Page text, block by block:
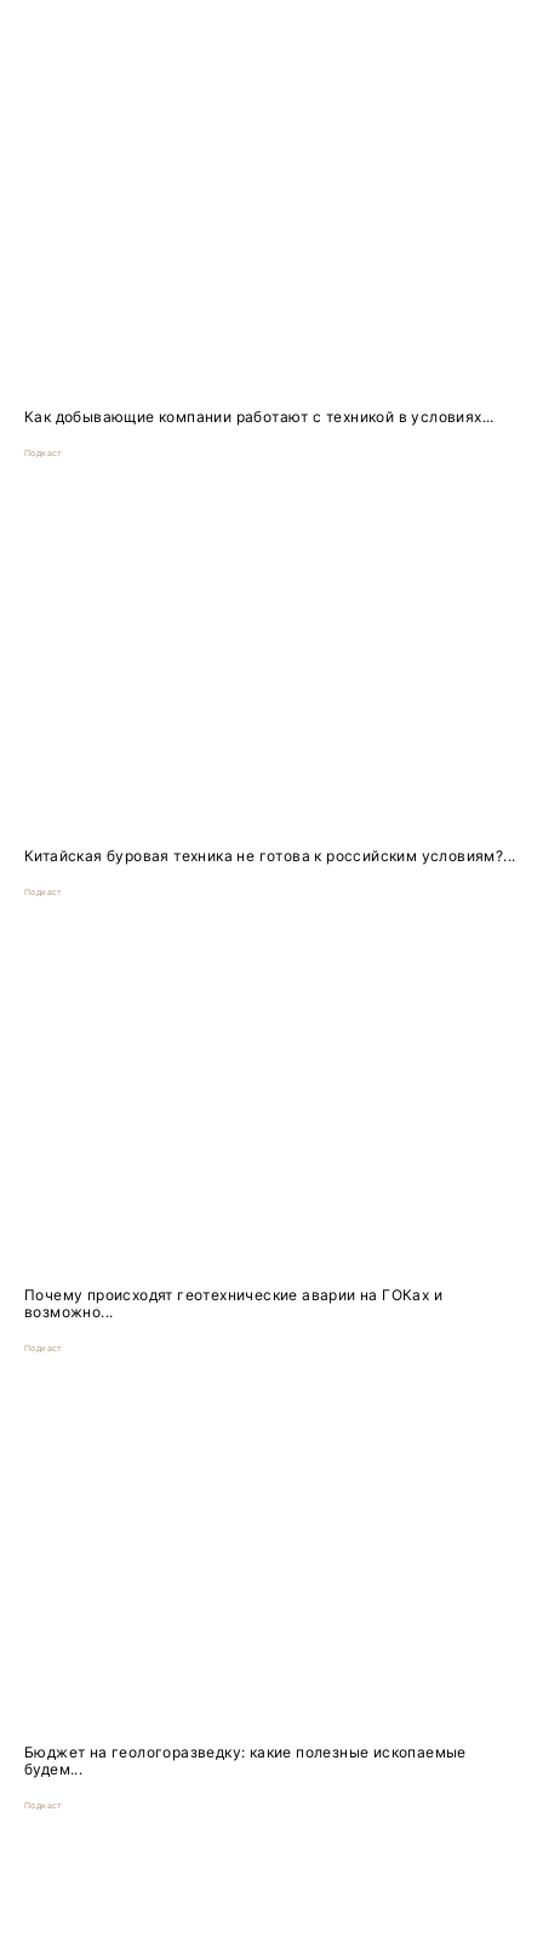
Как добывающие компании работают с техникой в условиях...
Подкаст
Китайская буровая техника не готова к российским условиям?...
Подкаст
Почему происходят геотехнические аварии на ГОКах и
возможно...
Подкаст
Бюджет на геологоразведку: какие полезные ископаемые
будем...
Подкаст